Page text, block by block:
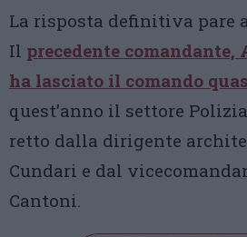
La risposta definitiva pare
Il precedente
ha lasciato il comando
quest’anno il settore
retto dalla dirigente
Cundari e dal
Cantoni.